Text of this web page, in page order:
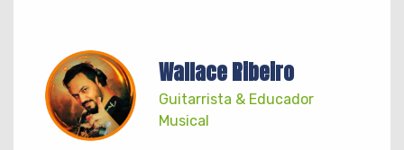
Wallace Ribeiro
Guitarrista & Educador
Musical